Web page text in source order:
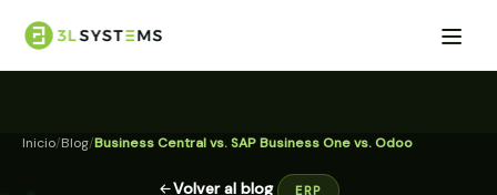
Inicio Blog Business Central vs. SAP Business One vs. Odoo
Volver al blog ERP